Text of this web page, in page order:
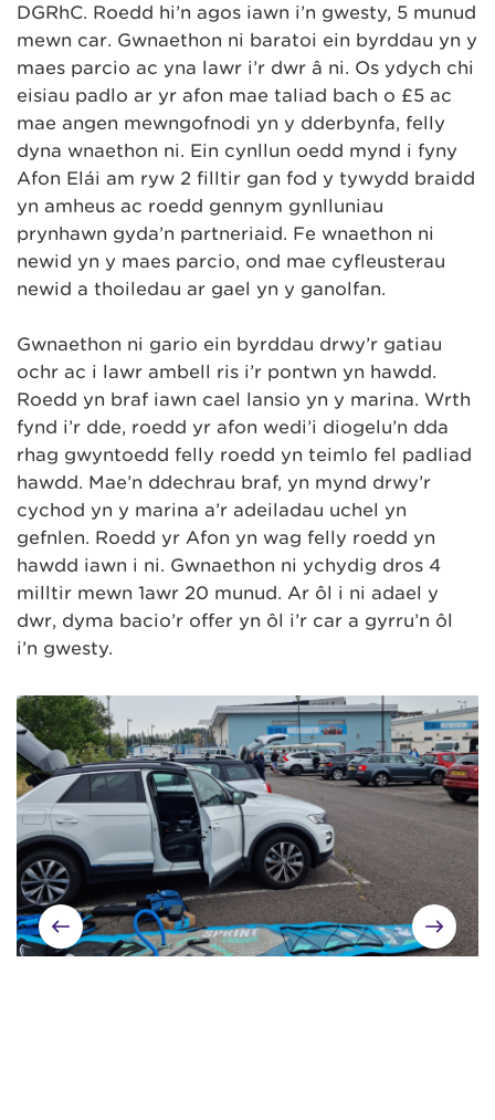
DGRhC. Roedd hi’n agos iawn i’n gwesty, 5 munud
mewn car. Gwnaethon ni baratoi ein byrddau yn y
maes parcio ac yna lawr i’r dŵr â ni. Os ydych chi
eisiau padlo ar yr afon mae taliad bach o £5 ac
mae angen mewngofnodi yn y dderbynfa, felly
dyna wnaethon ni. Ein cynllun oedd mynd i fyny
Afon Elái am ryw 2 filltir gan fod y tywydd braidd
yn amheus ac roedd gennym gynlluniau
prynhawn gyda’n partneriaid. Fe wnaethon ni
newid yn y maes parcio, ond mae cyfleusterau
newid a thoiledau ar gael yn y ganolfan.
Gwnaethon ni gario ein byrddau drwy’r gatiau
ochr ac i lawr ambell ris i’r pontŵn yn hawdd.
Roedd yn braf iawn cael lansio yn y marina. Wrth
fynd i’r dde, roedd yr afon wedi’i diogelu’n dda
rhag gwyntoedd felly roedd yn teimlo fel padliad
hawdd. Mae’n ddechrau braf, yn mynd drwy’r
cychod yn y marina a’r adeiladau uchel yn
gefnlen. Roedd yr Afon yn wag felly roedd yn
hawdd iawn i ni. Gwnaethon ni ychydig dros 4
milltir mewn 1awr 20 munud. Ar ôl i ni adael y
dŵr, dyma bacio’r offer yn ôl i’r car a gyrru’n ôl
i’n gwesty.